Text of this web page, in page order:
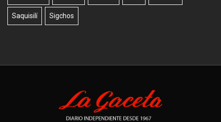
Saquisilí Sigchos